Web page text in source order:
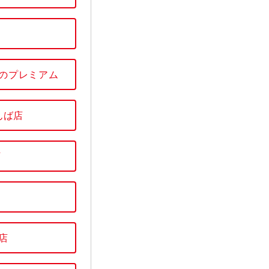
プレミアム
ば店